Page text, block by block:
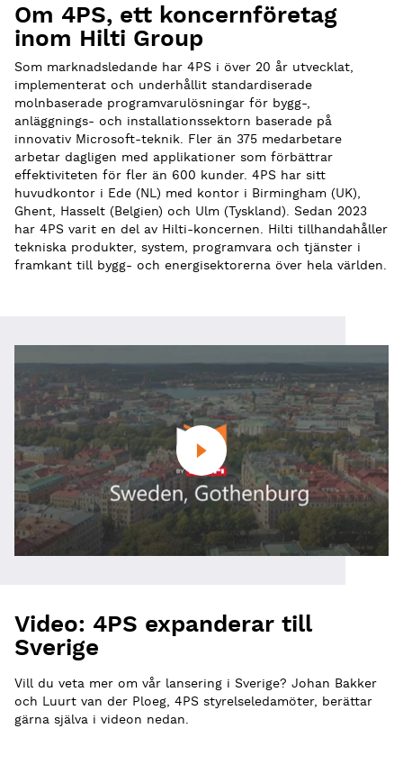
Om 4PS, ett koncernföretag
inom Hilti Group
Som marknadsledande har 4PS i över 20 år utvecklat,
implementerat och underhållit standardiserade
molnbaserade programvarulösningar för bygg-,
anläggnings- och installationssektorn baserade på
innovativ Microsoft-teknik. Fler än 375 medarbetare
arbetar dagligen med applikationer som förbättrar
effektiviteten för fler än 600 kunder. 4PS har sitt
huvudkontor i Ede (NL) med kontor i Birmingham (UK),
Ghent, Hasselt (Belgien) och Ulm (Tyskland). Sedan 2023
har 4PS varit en del av Hilti-koncernen. Hilti tillhandahåller
tekniska produkter, system, programvara och tjänster i
framkant till bygg- och energisektorerna över hela världen.
Video: 4PS expanderar till
Sverige
Vill du veta mer om vår lansering i Sverige? Johan Bakker
och Luurt van der Ploeg, 4PS styrelseledamöter, berättar
gärna själva i videon nedan.